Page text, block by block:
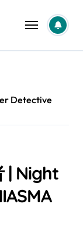
Detective
| Night